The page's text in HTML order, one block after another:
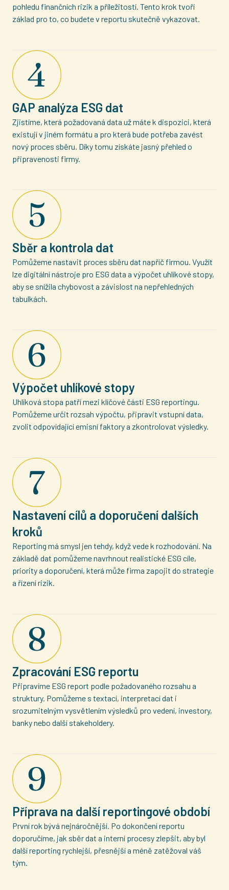
pohledu finančních rizik a příležitostí. Tento krok tvoří
základ pro to, co budete v reportu skutečně vykazovat.
GAP analýza ESG dat
Zjistíme, která požadovaná data už máte k dispozici, která
existují v jiném formátu a pro která bude potřeba zavést
nový proces sběru. Díky tomu získáte jasný přehled o
připravenosti firmy.
Sběr a kontrola dat
Pomůžeme nastavit proces sběru dat napříč firmou. Využít
lze digitální nástroje pro ESG data a výpočet uhlíkové stopy,
aby se snížila chybovost a závislost na nepřehledných
tabulkách.
Výpočet uhlíkové stopy
Uhlíková stopa patří mezi klíčové části ESG reportingu.
Pomůžeme určit rozsah výpočtu, připravit vstupní data,
zvolit odpovídající emisní faktory a zkontrolovat výsledky.
Nastavení cílů a doporučení dalších
kroků
Reporting má smysl jen tehdy, když vede k rozhodování. Na
základě dat pomůžeme navrhnout realistické ESG cíle,
priority a doporučení, která může firma zapojit do strategie
a řízení rizik.
Zpracování ESG reportu
Připravíme ESG report podle požadovaného rozsahu a
struktury. Pomůžeme s textací, interpretací dat i
srozumitelným vysvětlením výsledků pro vedení, investory,
banky nebo další stakeholdery.
Příprava na další reportingové období
První rok bývá nejnáročnější. Po dokončení reportu
doporučíme, jak sběr dat a interní procesy zlepšit, aby byl
další reporting rychlejší, přesnější a méně zatěžoval váš
tým.